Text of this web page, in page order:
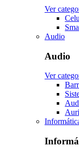
Ver
Audio
Audio
Ver